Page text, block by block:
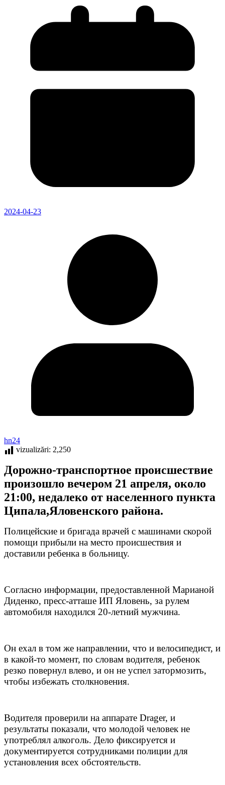
2024-04-23
hn24
vizualizări: 2,250
Дорожно-транспортное происшествие
произошло вечером 21 апреля, около
21:00, недалеко от населенного пункта
Ципала,Яловенского района.
Полицейские и бригада врачей с машинами скорой
помощи прибыли на место происшествия и
доставили ребенка в больницу.
Согласно информации, предоставленной Марианой
Диденко, пресс-атташе ИП Яловень, за рулем
автомобиля находился 20-летний мужчина.
Он ехал в том же направлении, что и велосипедист, и
в какой-то момент, по словам водителя, ребенок
резко повернул влево, и он не успел затормозить,
чтобы избежать столкновения.
Водителя проверили на аппарате Drager, и
результаты показали, что молодой человек не
употреблял алкоголь. Дело фиксируется и
документируется сотрудниками полиции для
установления всех обстоятельств.